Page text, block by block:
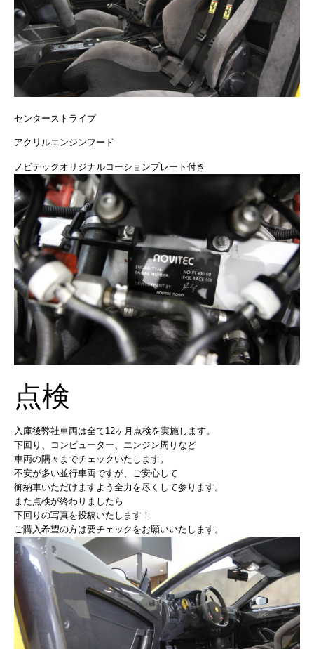
センターストライプ
アクリルエンジンフード
ノビテックオリジナルコーションプレート付き
点検
入庫後弊社車両は全て12ヶ月点検を実施します。
下回り、コンピューター、エンジン周りなど
車両の隅々までチェックいたします。
不安が多い並行車両ですが、ご安心して
御納車いただけますよう全力を尽くして参ります。
また点検が終わりましたら
下回りの写真を投稿いたします！
ご購入希望の方は要チェックをお願いいたします。